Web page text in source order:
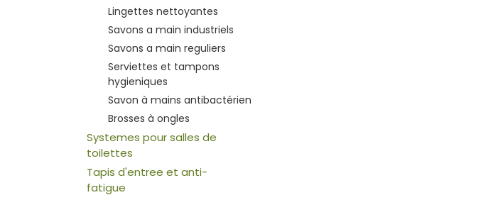
Lingettes nettoyantes
Savons a main industriels
Savons a main reguliers
Serviettes et tampons
hygieniques
Savon à mains antibactérien
Brosses à ongles
Systemes pour salles de
toilettes
Tapis d'entree et anti-
fatigue